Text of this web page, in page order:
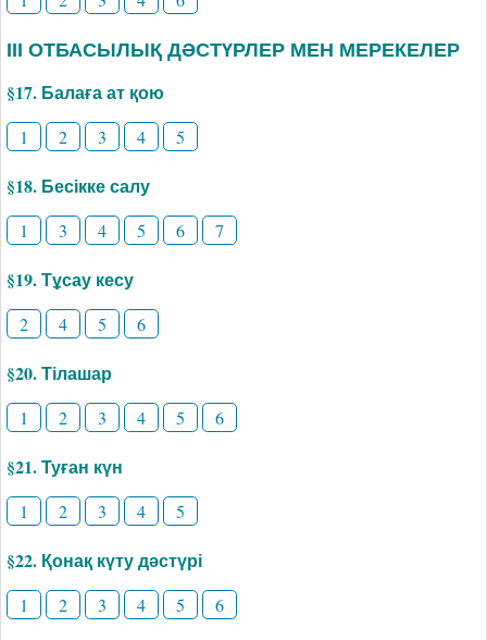
ІІІ ОТБАСЫЛЫҚ ДӘСТҮРЛЕР МЕН МЕРЕКЕЛЕР
§17. Балаға ат қою
1 2 3 4 5
§18. Бесікке салу
1 3 4 5 6 7
§19. Тұсау кесу
2 4 5 6
§20. Тілашар
1 2 3 4 5 6
§21. Туған күн
1 2 3 4 5
§22. Қонақ күту дәстүрі
1 2 3 4 5 6